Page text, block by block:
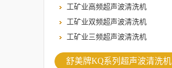
工矿业高频超声波清洗机
工矿业双频超声波清洗机
工矿业三频超声波清洗机
舒美牌KQ系列超声波清洗机